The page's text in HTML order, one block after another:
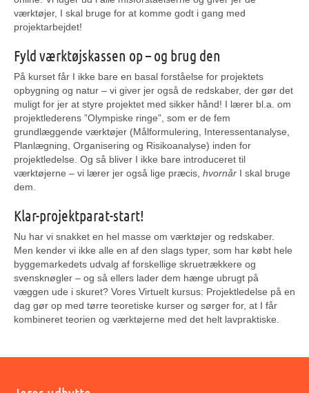
værktøjer, I skal bruge for at komme godt i gang med
projektarbejdet!
Fyld værktøjskassen op – og brug den
På kurset får I ikke bare en basal forståelse for projektets
opbygning og natur – vi giver jer også de redskaber, der gør det
muligt for jer at styre projektet med sikker hånd! I lærer bl.a. om
projektlederens ”Olympiske ringe”, som er de fem
grundlæggende værktøjer (Målformulering, Interessentanalyse,
Planlægning, Organisering og Risikoanalyse) inden for
projektledelse. Og så bliver I ikke bare introduceret til
værktøjerne – vi lærer jer også lige præcis, hvornår I skal bruge
dem.
Klar-projektparat-start!
Nu har vi snakket en hel masse om værktøjer og redskaber.
Men kender vi ikke alle en af den slags typer, som har købt hele
byggemarkedets udvalg af forskellige skruetrækkere og
svensknøgler – og så ellers lader dem hænge ubrugt på
væggen ude i skuret? Vores Virtuelt kursus: Projektledelse på en
dag gør op med tørre teoretiske kurser og sørger for, at I får
kombineret teorien og værktøjerne med det helt lavpraktiske.